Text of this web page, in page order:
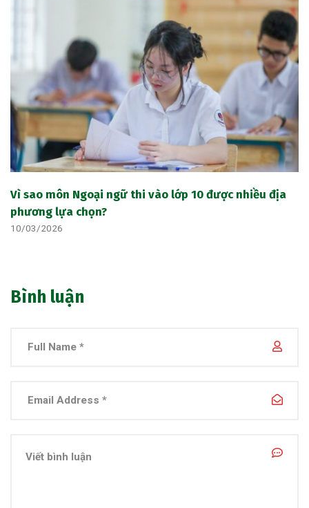
Vì sao môn Ngoại ngữ thi vào lớp 10 được nhiều địa
phương lựa chọn?
10/03/2026
Bình luận